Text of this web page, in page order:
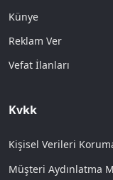
Künye
Reklam Ver
Vefat İlanları
Kvkk
Kişisel Verileri
Müşteri Aydınlatma